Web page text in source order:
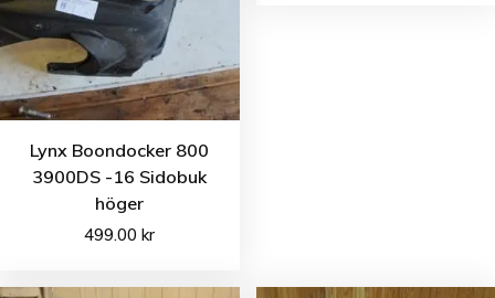
Lynx Boondocker 800
3900DS -16 Sidobuk
höger
499.00kr